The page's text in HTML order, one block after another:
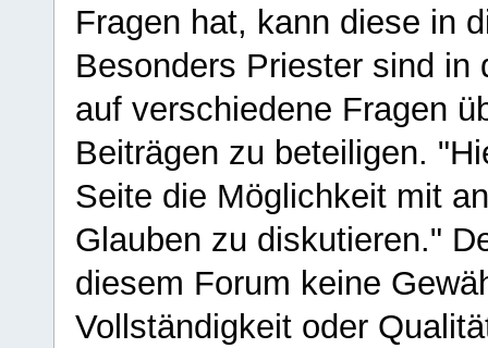
Fragen hat, kann diese in
Besonders Priester sind in
auf verschiedene Fragen
Beiträgen zu beteiligen.
Seite die Möglichkeit mit
Glauben zu diskutieren."
diesem Forum keine
Vollständigkeit oder